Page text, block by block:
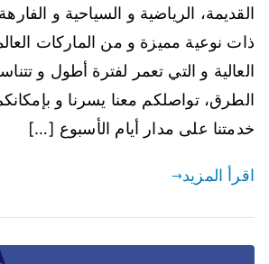
القديمة، الرياضية و السياحية و
ذات نوعية مميزة و من الماركات
العالية و التي تعمر لفترة أطول و
الطرق، تواصلكم معنا يسرنا و
خدمتنا على مدار أيام الأسبوع […]
اقرأ المزيد